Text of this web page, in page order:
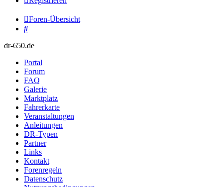
Foren-Übersicht
Suche
dr-650.de
Portal
Forum
FAQ
Galerie
Marktplatz
Fahrerkarte
Veranstaltungen
Anleitungen
DR-Typen
Partner
Links
Kontakt
Forenregeln
Datenschutz